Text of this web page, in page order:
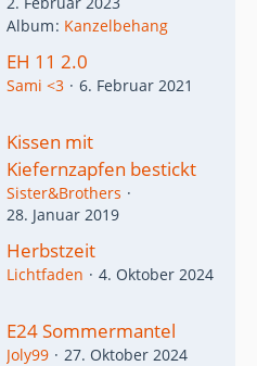
Album Kanzelbehang
EH 11 2.0
Sami <3 6. Februar 2021
Kissen mit
Kiefernzapfen bestickt
Sister&Brothers
28. Januar 2019
Herbstzeit
Lichtfaden 4. Oktober 2024
E24 Sommermantel
Joly99 27. Oktober 2024